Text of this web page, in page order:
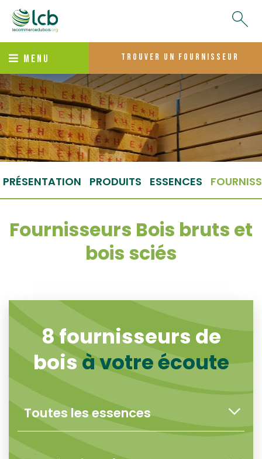
MENU trouver un fournisseur
PRÉSENTATION PRODUITS ESSENCES
Fournisseurs Bois bruts et
bois sciés
8fournisseurs de
boisà votre écoute